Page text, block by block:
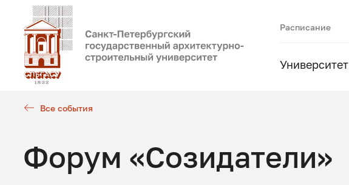
Расписание
Университет
Все события
Форум «Созидатели»